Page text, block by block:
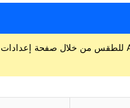
يجب عليك إضافة مفتاح API للطقس من خلال صفحة إعدادات